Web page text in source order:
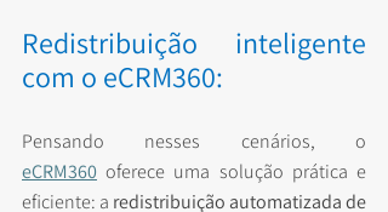
Redistribuição inteligente
com o eCRM360:
eCRM360 oferece uma solução prática e
eficiente: a redistribuição automatizada de